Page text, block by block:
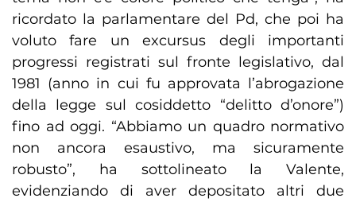
ricordato la parlamentare del Pd, che poi ha
voluto fare un excursus degli importanti
progressi registrati sul fronte legislativo, dal
1981 (anno in cui fu approvata l’abrogazione
della legge sul cosiddetto “delitto d’onore”)
fino ad oggi. “Abbiamo un quadro normativo
non ancora esaustivo, ma sicuramente
robusto”, ha sottolineato la Valente,
evidenziando di aver depositato altri due